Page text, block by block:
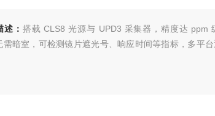
述： 搭载 CLS8 光源与 UPD3 采集器，精度达 ppm
需暗室，可检测镜片遮光号、响应时间等指标，多平